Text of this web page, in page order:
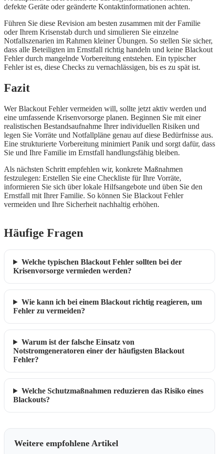
defekte Geräte oder geänderte Kontaktinformationen achten.
Führen Sie diese Revision am besten zusammen mit der Familie
oder Ihrem Krisenstab durch und simulieren Sie einzelne
Notfallszenarien im Rahmen kleiner Übungen. So stellen Sie sicher,
dass alle Beteiligten im Ernstfall richtig handeln und keine Blackout
Fehler durch mangelnde Vorbereitung entstehen. Ein typischer
Fehler ist es, diese Checks zu vernachlässigen, bis es zu spät ist.
Fazit
Wer Blackout Fehler vermeiden will, sollte jetzt aktiv werden und
eine umfassende Krisenvorsorge planen. Beginnen Sie mit einer
realistischen Bestandsaufnahme Ihrer individuellen Risiken und
legen Sie Vorräte und Notfallpläne genau auf diese Bedürfnisse aus.
Eine strukturierte Vorbereitung minimiert Panik und sorgt dafür, dass
Sie und Ihre Familie im Ernstfall handlungsfähig bleiben.
Als nächsten Schritt empfehlen wir, konkrete Maßnahmen
festzulegen: Erstellen Sie eine Checkliste für Ihre Vorräte,
informieren Sie sich über lokale Hilfsangebote und üben Sie den
Ernstfall mit Ihrer Familie. So können Sie Blackout Fehler
vermeiden und Ihre Sicherheit nachhaltig erhöhen.
Häufige Fragen
Welche typischen Blackout Fehler sollten bei der
Krisenvorsorge vermieden werden?
Wie kann ich bei einem Blackout richtig reagieren, um
Fehler zu vermeiden?
Warum ist der falsche Einsatz von
Notstromgeneratoren einer der häufigsten Blackout
Fehler?
Welche Schutzmaßnahmen reduzieren das Risiko eines
Blackouts?
Weitere empfohlene Artikel